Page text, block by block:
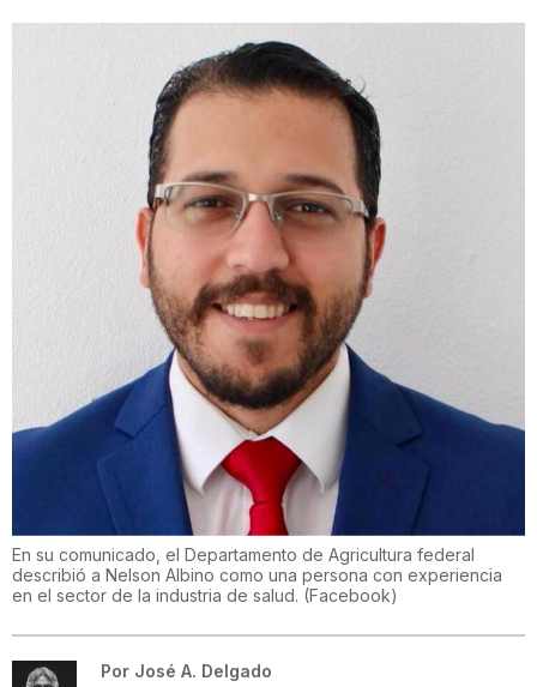
En su comunicado, el Departamento de Agricultura federal
describió a Nelson Albino como una persona con experiencia
en el sector de la industria de salud. (Facebook)
Por José A. Delgado